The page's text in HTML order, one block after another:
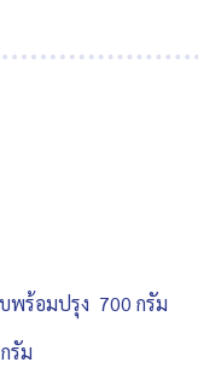
พร้อมปรุง 700 กรัม
รัม